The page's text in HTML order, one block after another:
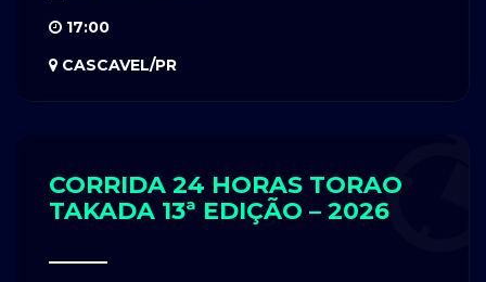
17:00
CASCAVEL/PR
CORRIDA 24 HORAS TORAO
TAKADA 13ª EDIÇÃO – 2026